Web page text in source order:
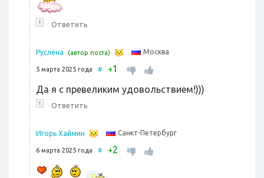
↑ Ответить
Руслёна (автор поста) Москва
5 марта 2025 года # +1
Да я с превеликим удовольствием!)))
↑ Ответить
Игорь Хаймин Санкт-Петербург
6 марта 2025 года # +2